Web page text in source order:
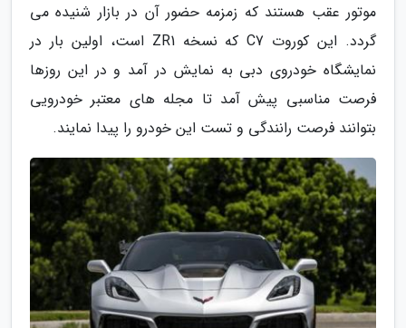
موتور عقب هستند که زمزمه حضور آن در بازار شنیده می
گردد. این کوروت C7 که نسخه ZR1 است، اولین بار در
نمایشگاه خودروی دبی به نمایش در آمد و در این روزها
فرصت مناسبی پیش آمد تا مجله های معتبر خودرویی
بتوانند فرصت رانندگی و تست این خودرو را پیدا نمایند.